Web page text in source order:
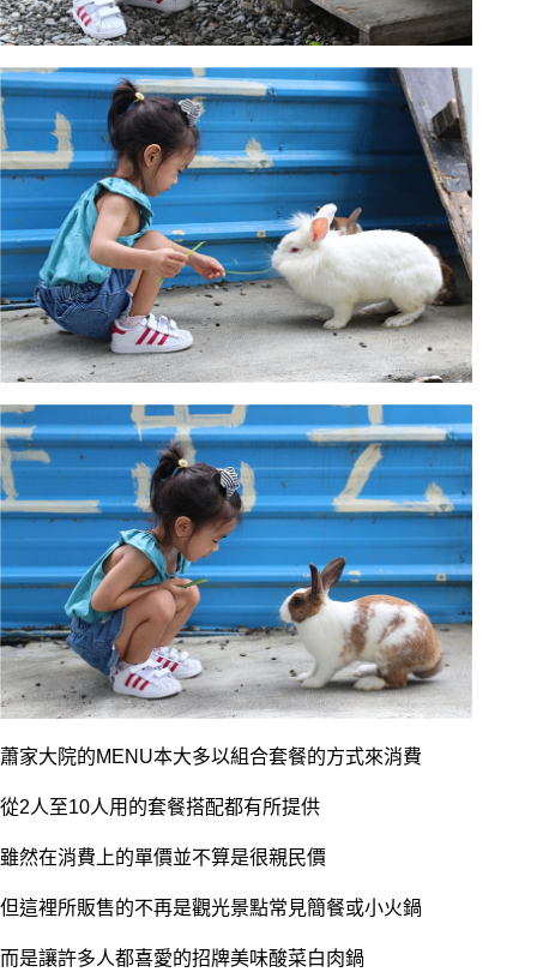
蕭家大院的MENU本大多以組合套餐的方式來消費
從2人至10人用的套餐搭配都有所提供
雖然在消費上的單價並不算是很親民價
但這裡所販售的不再是觀光景點常見簡餐或小火鍋
而是讓許多人都喜愛的招牌美味酸菜白肉鍋